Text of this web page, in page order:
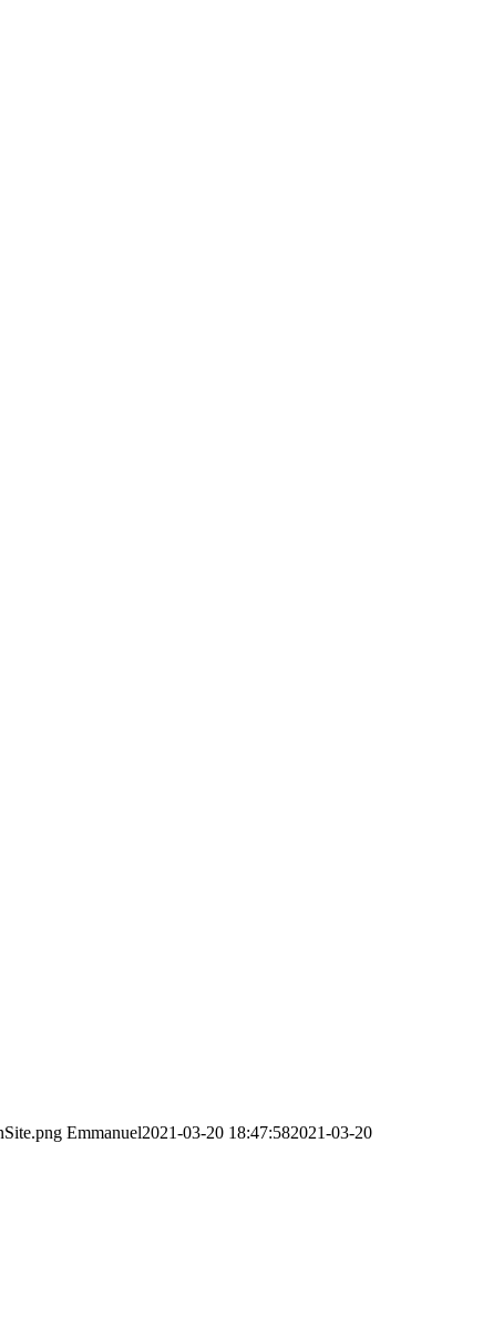
Emmanuel2021-03-20 18:47:582021-03-20